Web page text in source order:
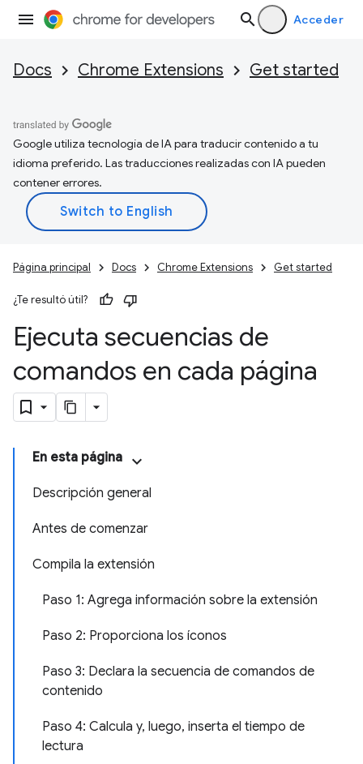
Acceder
Docs Chrome Extensions Get started
Google utiliza tecnología de IA para traducir contenido a tu
idioma preferido. Las traducciones realizadas con IA pueden
contener errores.
Página principal Docs Chrome Extensions Get started
¿Te resultó útil?
Ejecuta secuencias de
comandos en cada página
En esta página
Descripción general
Antes de comenzar
Compila la extensión
Paso 1: Agrega información sobre la extensión
Paso 2: Proporciona los íconos
Paso 3: Declara la secuencia de comandos de
contenido
Paso 4: Calcula y, luego, inserta el tiempo de
lectura